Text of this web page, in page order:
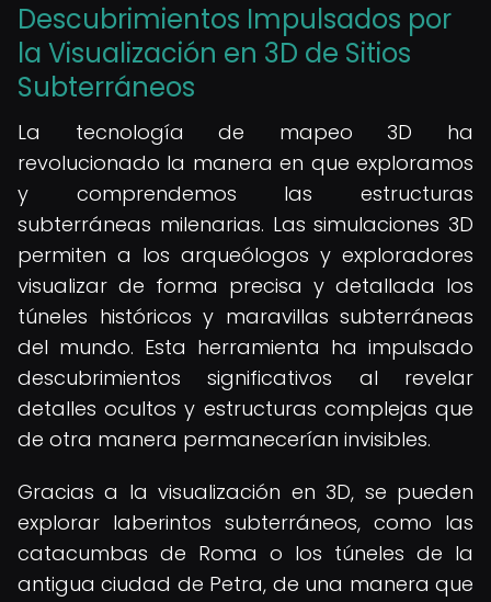
Descubrimientos Impulsados por
la Visualización en 3D de Sitios
Subterráneos
La tecnología de mapeo 3D ha
revolucionado la manera en que exploramos
y comprendemos las estructuras
subterráneas milenarias. Las simulaciones 3D
permiten a los arqueólogos y exploradores
visualizar de forma precisa y detallada los
túneles históricos y maravillas subterráneas
del mundo. Esta herramienta ha impulsado
descubrimientos significativos al revelar
detalles ocultos y estructuras complejas que
de otra manera permanecerían invisibles.
Gracias a la visualización en 3D, se pueden
explorar laberintos subterráneos, como las
catacumbas de Roma o los túneles de la
antigua ciudad de Petra, de una manera que